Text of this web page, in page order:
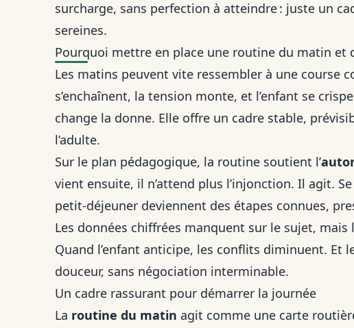
surcharge, sans perfection à atteindre : juste un
sereines.
Pourquoi mettre en place une routine du matin et
Les matins peuvent vite ressembler à une course
s’enchaînent, la tension monte, et l’enfant se
change la donne. Elle offre un cadre stable,
l’adulte.
Sur le plan pédagogique, la routine soutient l’
vient ensuite, il n’attend plus l’injonction. Il agit.
petit-déjeuner deviennent des étapes connues,
Les données chiffrées manquent sur le sujet, mais
Quand l’enfant anticipe, les conflits diminuent. Et
douceur, sans négociation interminable.
Un cadre rassurant pour démarrer la journée
La routine du matin agit comme une carte